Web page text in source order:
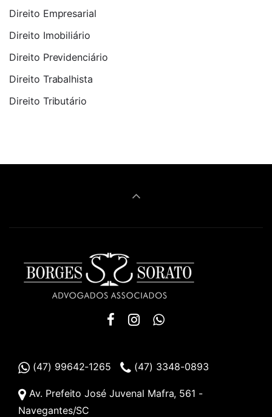
Direito Empresarial
Direito Imobiliário
Direito Previdenciário
Direito Trabalhista
Direito Tributário
(47) 99642-1265 (47) 3348-0893
Av. Prefeito José Juvenal Mafra, 561 -
Navegantes/SC